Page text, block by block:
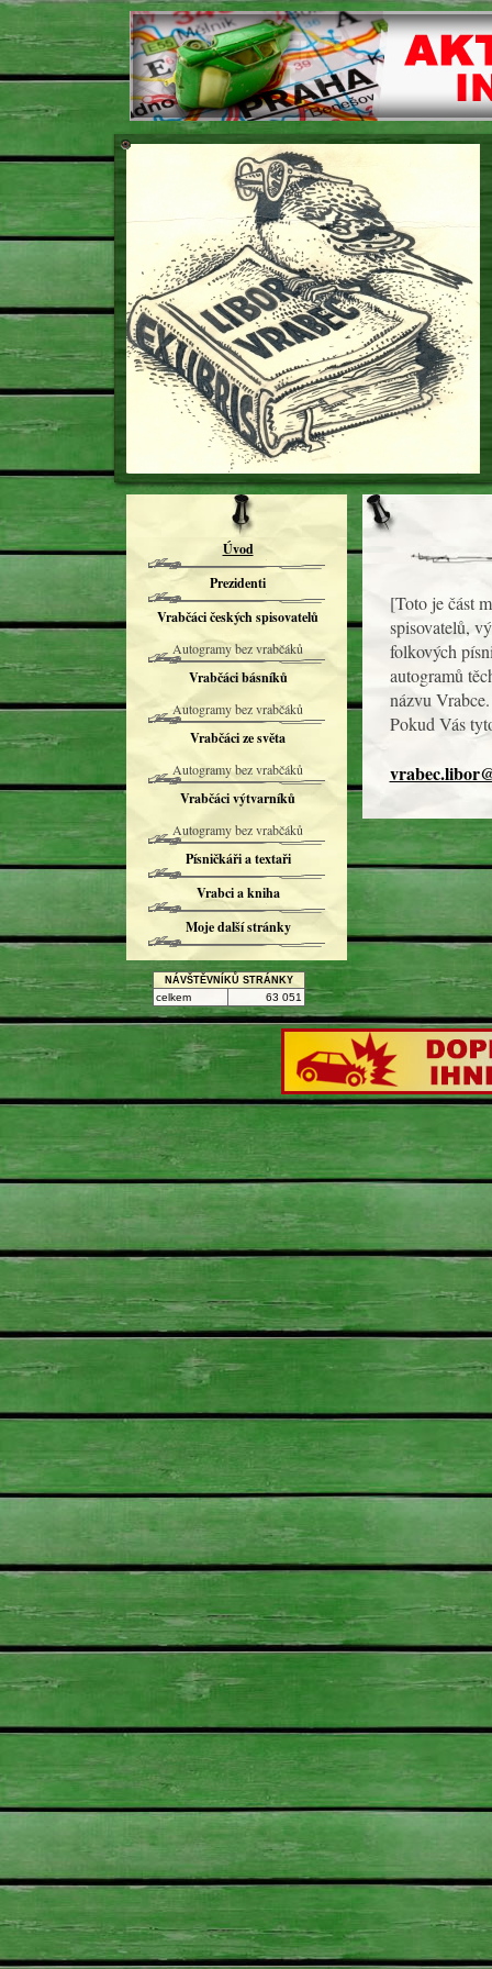
[Toto je část
spisovatelů,
folkových
autogramů
názvu
Pokud Vás
Úvod
Prezidenti
Vrabčáci českých spisovatelů
Autogramy bez vrabčáků
Vrabčáci básníků
Autogramy bez vrabčáků
Vrabčáci ze světa
Autogramy bez vrabčáků
Vrabčáci výtvarníků
Autogramy bez vrabčáků
Písničkáři a textaři
Vrabci a kniha
Moje další stránky
NÁVŠTĚVNÍKŮ STRÁNKY
celkem 63 051